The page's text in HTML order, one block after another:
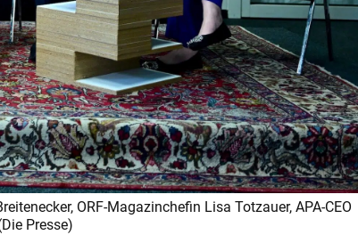
ORF-Magazinchefin Lisa Totzauer, APA-CEO
Presse)